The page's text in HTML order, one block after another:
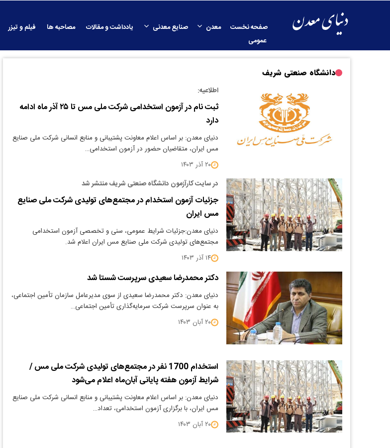
صفحه نخست معدن صنایع معدنی یادداشت و مقالات مصاحبه ها فیلم و تیزر
عمومی
دانشگاه صنعتی شریف
اطلاعیه:
ثبت نام در آزمون استخدامی شرکت ملی مس تا ۲۵ آذر ماه ادامه
دارد
دنیای معدن: بر اساس اعلام معاونت پشتیبانی و منابع انسانی شرکت ملی صنایع
مس ایران، متقاضیان حضور در آزمون استخدامی…
۲۰ آذر ۱۴۰۳
در سایت کارآزمون دانشگاه صنعتی شریف منتشر شد
جزئیات آزمون استخدام در مجتمع‌های تولیدی شرکت ملی صنایع
مس ایران
دنیای معدن:جزئیات شرایط عمومی، سنی و تخصصی آزمون استخدامی
مجتمع‌های تولیدی شرکت ملی صنایع مس ایران اعلام شد.
۱۴ آذر ۱۴۰۳
دکتر محمدرضا سعیدی سرپرست شستا شد
دنیای معدن: دکتر محمدرضا سعیدی از سوی مدیرعامل سازمان تأمین اجتماعی،
به عنوان سرپرست شرکت سرمایه‌گذاری تأمین اجتماعی…
۲۰ آبان ۱۴۰۳
استخدام 1700 نفر در مجتمع‌های تولیدی شرکت ملی مس /
شرایط آزمون هفته پایانی آبان‌ماه اعلام می‌شود
دنیای معدن: بر اساس اعلام معاونت پشتیبانی و منابع انسانی شرکت ملی صنایع
مس ایران، با برگزاری آزمون استخدامی، تعداد…
۲۰ آبان ۱۴۰۳